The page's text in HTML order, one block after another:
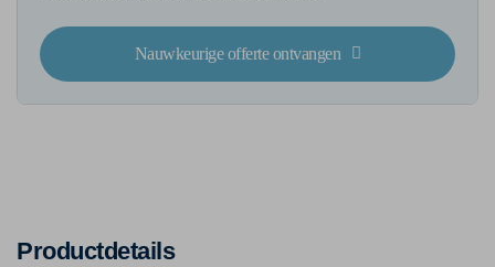
Nauwkeurige offerte ontvangen
Productdetails